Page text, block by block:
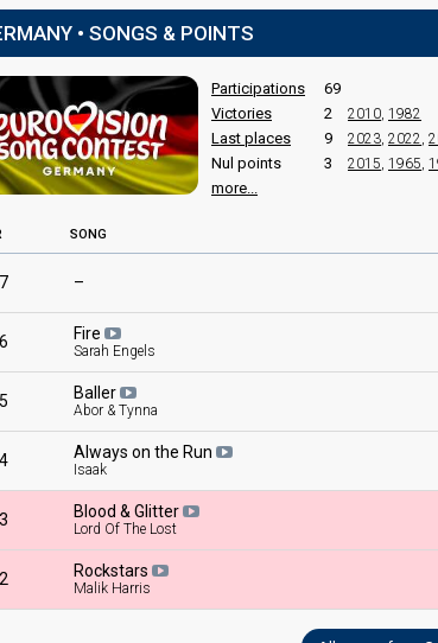
• SONGS & POINTS
Participations
69
Victories
2 2010, 1982
Last places 9 2023, 2022,
Nul points 3 2015, 1965,
more...
SONG
–
Fire
Sarah Engels
Baller
Abor & Tynna
Always on the Run
Isaak
Blood & Glitter
Lord Of The Lost
Rockstars
Malik Harris